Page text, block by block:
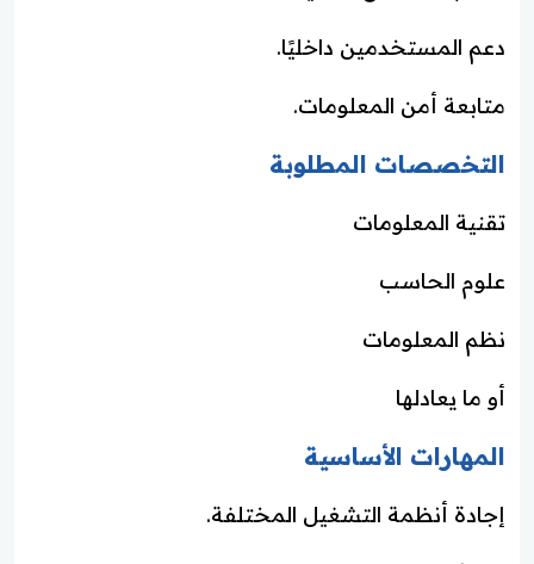
دعم المستخدمين داخليًا.
متابعة أمن المعلومات.
التخصصات المطلوبة
تقنية المعلومات
علوم الحاسب
نظم المعلومات
أو ما يعادلها
المهارات الأساسية
إجادة أنظمة التشغيل المختلفة.